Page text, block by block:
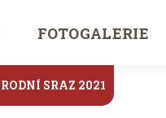
FOTOGALERIE
SRAZ 2021